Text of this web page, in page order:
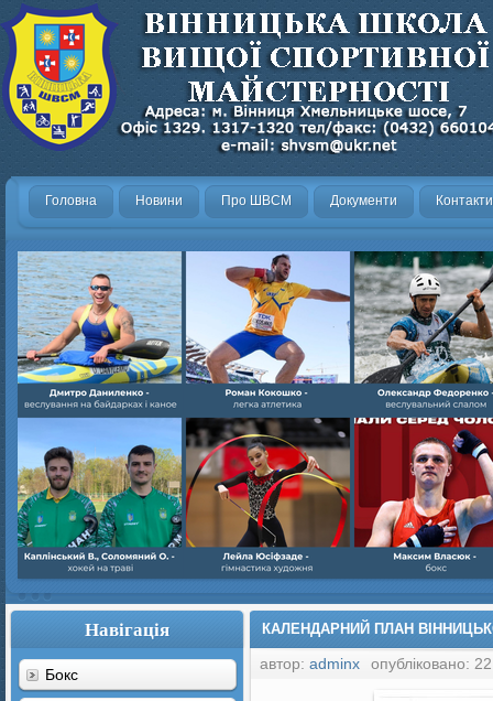
Головна Новини Про ШВСМ Документи Контакти
Навігація
Бокс
КАЛЕНДАРНИЙ ПЛАН
автор: adminx опубліковано: